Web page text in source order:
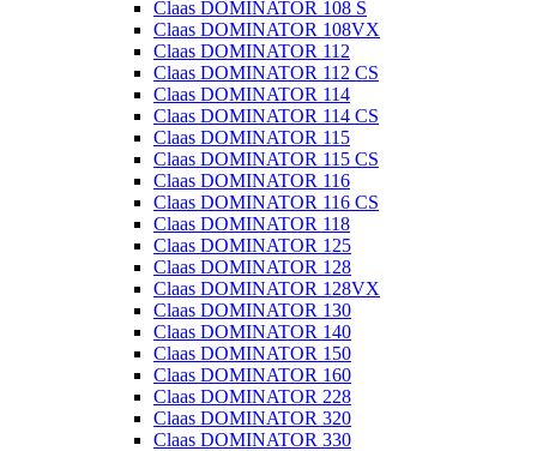
Claas DOMINATOR 108 S
Claas DOMINATOR 108VX
Claas DOMINATOR 112
Claas DOMINATOR 112 CS
Claas DOMINATOR 114
Claas DOMINATOR 114 CS
Claas DOMINATOR 115
Claas DOMINATOR 115 CS
Claas DOMINATOR 116
Claas DOMINATOR 116 CS
Claas DOMINATOR 118
Claas DOMINATOR 125
Claas DOMINATOR 128
Claas DOMINATOR 128VX
Claas DOMINATOR 130
Claas DOMINATOR 140
Claas DOMINATOR 150
Claas DOMINATOR 160
Claas DOMINATOR 228
Claas DOMINATOR 320
Claas DOMINATOR 330